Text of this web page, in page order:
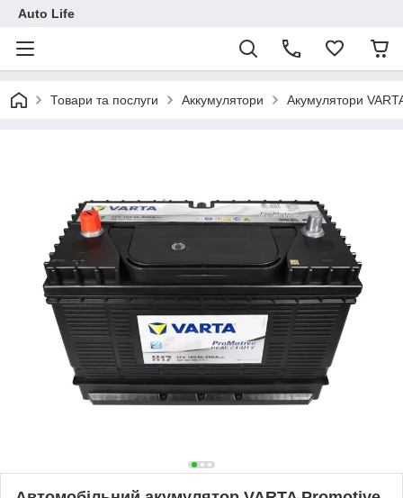
Auto Life
Товари та послуги Аккумулятори Акумулятори